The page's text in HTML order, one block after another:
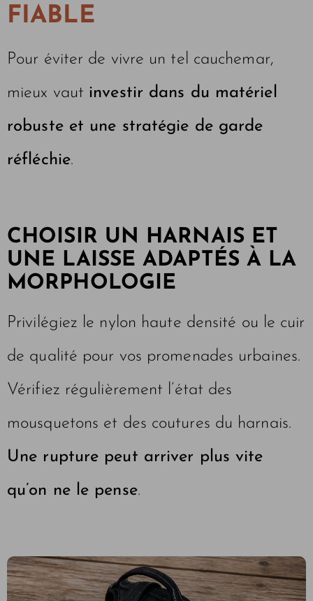
FIABLE
Pour éviter de vivre un tel cauchemar,
mieux vaut investir dans du matériel
robuste et une stratégie de garde
réfléchie.
CHOISIR UN HARNAIS ET
UNE LAISSE ADAPTÉS À LA
MORPHOLOGIE
Privilégiez le nylon haute densité ou le cuir
de qualité pour vos promenades urbaines.
Vérifiez régulièrement l’état des
mousquetons et des coutures du harnais.
Une rupture peut arriver plus vite
qu’on ne le pense.